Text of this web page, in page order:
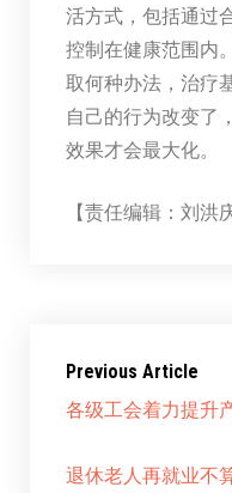
活方式，包括通过
控制在健康范围内
取何种办法，治疗
自己的行为改变了
效果才会最大化。
【责任编辑：刘洪
Previous Article
各级工会着力提升
退休老人再就业不